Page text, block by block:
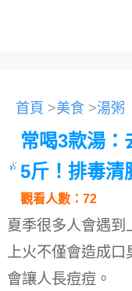
首頁 >美食 >湯粥
常喝3款湯：
5斤！排毒清
觀看人數：72
夏季很多人會遇到
上火不僅會造成
會讓人長痘痘。